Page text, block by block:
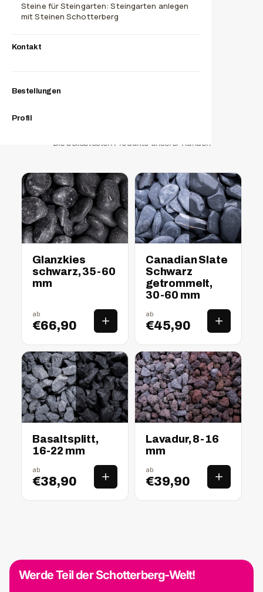
Steine für Steingarten: Steingarten anlegen
mit Steinen Schotterberg
Kontakt
Bestellungen
Profil
Die beliebtesten Produkte unserer Kunden
nass trocken
Glanzkies
schwarz, 35-60
mm
ab
€66,90
nass trocken
Canadian Slate
Schwarz
getrommelt,
30-60 mm
ab
€45,90
nass trocken
Basaltsplitt,
16-22 mm
ab
€38,90
nass trocken
Lavadur, 8-16
mm
ab
€39,90
Werde Teil der Schotterberg-Welt!